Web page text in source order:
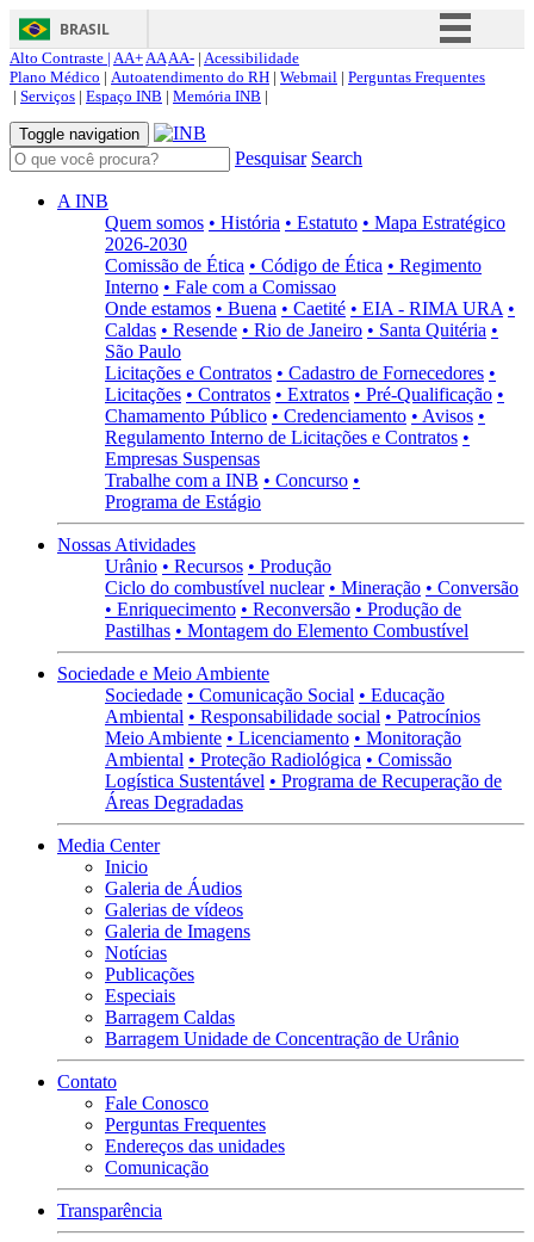
BRASIL
Simplifique!
Legislação
Canais
Alto Contraste | AA+AAAA- | Acessibilidade
Plano Médico | Autoatendimento do RH | Webmail | Perguntas Frequentes
| Serviços | Espaço INB | Memória INB |
Toggle navigation
Pesquisar Search
A INB
Quem somos • História • Estatuto • Mapa Estratégico
2026-2030
Comissão de Ética • Código de Ética • Regimento
Interno • Fale com a Comissao
Onde estamos • Buena • Caetité • EIA - RIMA URA •
Caldas • Resende • Rio de Janeiro • Santa Quitéria •
São Paulo
Licitações e Contratos • Cadastro de Fornecedores •
Licitações • Contratos • Extratos • Pré-Qualificação •
Chamamento Público • Credenciamento • Avisos •
Regulamento Interno de Licitações e Contratos •
Empresas Suspensas
Trabalhe com a INB • Concurso •
Programa de Estágio
Nossas Atividades
Urânio • Recursos • Produção
Ciclo do combustível nuclear • Mineração • Conversão
• Enriquecimento • Reconversão • Produção de
Pastilhas • Montagem do Elemento Combustível
Sociedade e Meio Ambiente
Sociedade • Comunicação Social • Educação
Ambiental • Responsabilidade social • Patrocínios
Meio Ambiente • Licenciamento • Monitoração
Ambiental • Proteção Radiológica • Comissão
Logística Sustentável • Programa de Recuperação de
Áreas Degradadas
Media Center
Inicio
Galeria de Áudios
Galerias de vídeos
Galeria de Imagens
Notícias
Publicações
Especiais
Barragem Caldas
Barragem Unidade de Concentração de Urânio
Contato
Fale Conosco
Perguntas Frequentes
Endereços das unidades
Comunicação
Transparência